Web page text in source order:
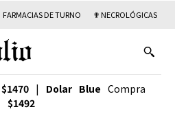
FARMACIAS DE TURNO ✟ NECROLÓGICAS
$1470 | Dolar Blue Compra
$1492